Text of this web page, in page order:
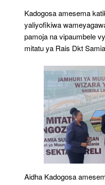
Kadogosa amesema
yaliyofikiwa
pamoja na vipaumbele
mitatu ya Rais Dkt
Aidha Kadogosa